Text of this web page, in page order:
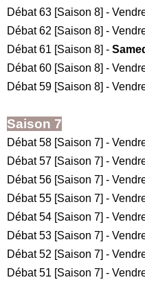
Débat 63 [Saison 8] -
Débat 62 [Saison 8] -
Débat 61 [Saison 8] -
Débat 60 [Saison 8] -
Débat 59 [Saison 8] -
Saison 7
Débat 58 [Saison 7] -
Débat 57 [Saison 7] -
Débat 56 [Saison 7] -
Débat 55 [Saison 7] -
Débat 54 [Saison 7] -
Débat 53 [Saison 7] -
Débat 52 [Saison 7] -
Débat 51 [Saison 7] -